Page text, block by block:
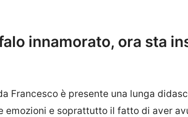
innamorato, ora sta
Francesco è presente una lunga
emozioni e soprattutto il fatto di aver